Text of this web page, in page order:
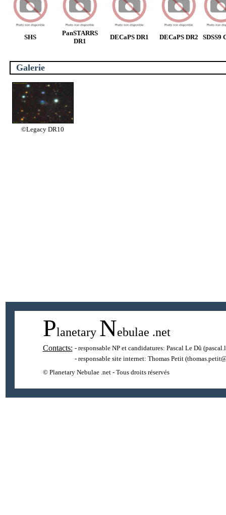
SHS
PanSTARRS
DR1
DECaPS DR1 DECaPS DR2 SDSS9
Galerie
©Legacy DR10
Planetary Nebulae .net
Contacts: - responsable NP et candidatures: Pascal Le Dû
- responsable site internet: Thomas Petit
© Planetary Nebulae .net - Tous droits réservés